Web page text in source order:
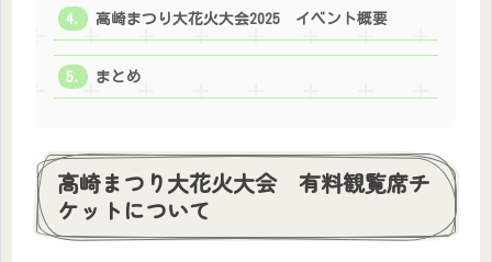
高崎まつり大花火大会2025 イベント概要
まとめ
高崎まつり大花火大会 有料観覧席チ
ケットについて